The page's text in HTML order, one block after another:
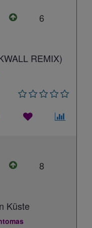
6
REMIX)
8
Küste